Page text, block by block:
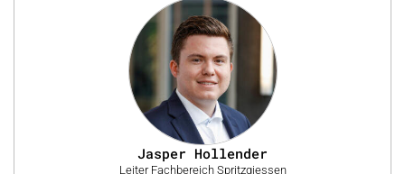
Jasper Hollender
Leiter Fachbereich Spritzgiessen